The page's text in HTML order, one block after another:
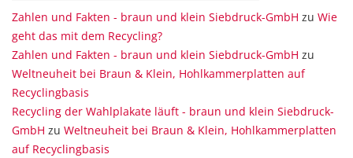
Zahlen und Fakten - braun und klein Siebdruck-GmbH zu Wie
geht das mit dem Recycling?
Zahlen und Fakten - braun und klein Siebdruck-GmbH zu
Weltneuheit bei Braun & Klein, Hohlkammerplatten auf
Recyclingbasis
Recycling der Wahlplakate läuft - braun und klein Siebdruck-
GmbH zu Weltneuheit bei Braun & Klein, Hohlkammerplatten
auf Recyclingbasis